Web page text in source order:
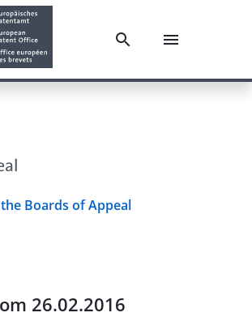
Boards of Appeal
26.02.2016